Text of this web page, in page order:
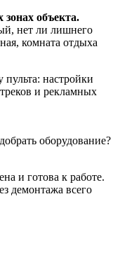
зонах объекта.
нет ли лишнего
комната отдыха
пульта: настройки
и рекламных
оборудование?
и готова к работе.
демонтажа всего